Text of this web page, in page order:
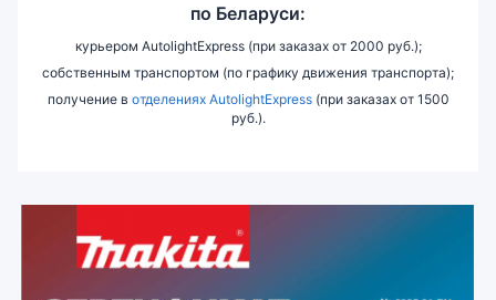
по Беларуси:
курьером AutolightExpress (при заказах от 2000 руб.);
собственным транспортом (по графику движения транспорта);
получение в отделениях AutolightExpress(при заказах от 1500
руб.).